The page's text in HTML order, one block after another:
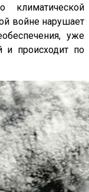
климатической
войне нарушает
уже
и происходит по